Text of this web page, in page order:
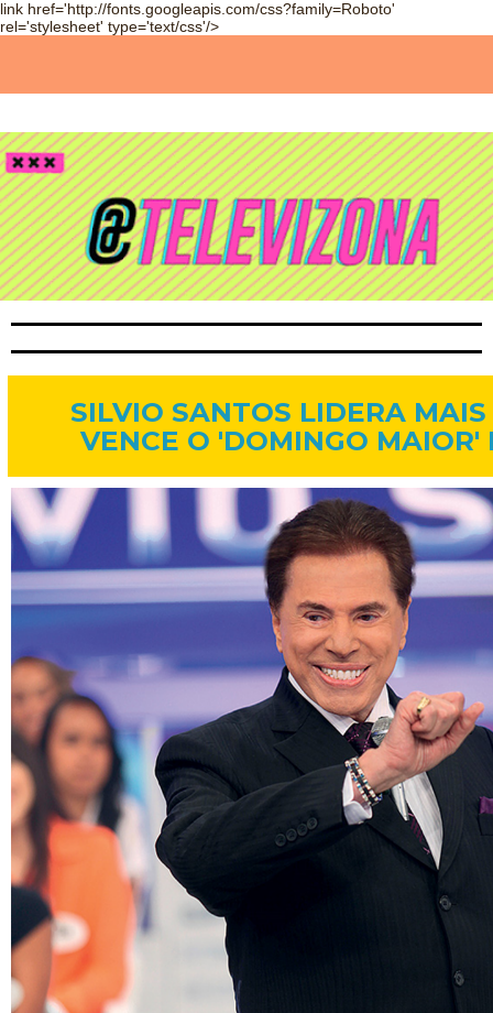
link href='http://fonts.googleapis.com/css?family=Roboto'
rel='stylesheet' type='text/css'/>
SILVIO SANTOS LIDERA
VENCE O 'DOMINGO MAIOR'